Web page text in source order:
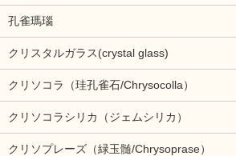
孔雀瑪瑙
クリスタルガラス(crystal glass)
クリソコラ（珪孔雀石/Chrysocolla）
クリソコラシリカ（ジェムシリカ）
クリソプレーズ（緑玉髄/Chrysoprase）